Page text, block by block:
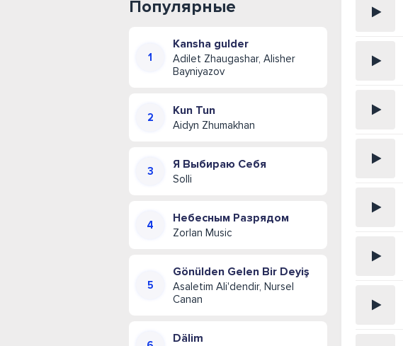
Популярные
Kansha gulder
Adilet Zhaugashar, Alisher
Bayniyazov
Kun Tun
Aidyn Zhumakhan
Я Выбираю Себя
Solli
Небесным Разрядом
Zorlan Music
Gönülden Gelen Bir Deyiş
Asaletim Ali'dendir, Nursel
Canan
Dälim